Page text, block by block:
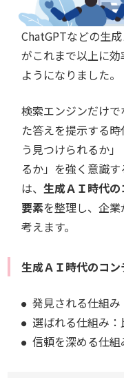
ChatGPTなどの生
がこれまで以上に
ようになりました。
検索エンジンだけ
た答えを提示する
う見つけられるか
るか」を強く意識
は、生成ＡＩ時代
要素を整理し、企
考えます。
生成ＡＩ時代のコ
発見される仕組
選ばれる仕組み
信頼を深める仕